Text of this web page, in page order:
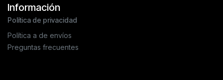
Información
Política de privacidad
Política a de envíos
Preguntas frecuentes